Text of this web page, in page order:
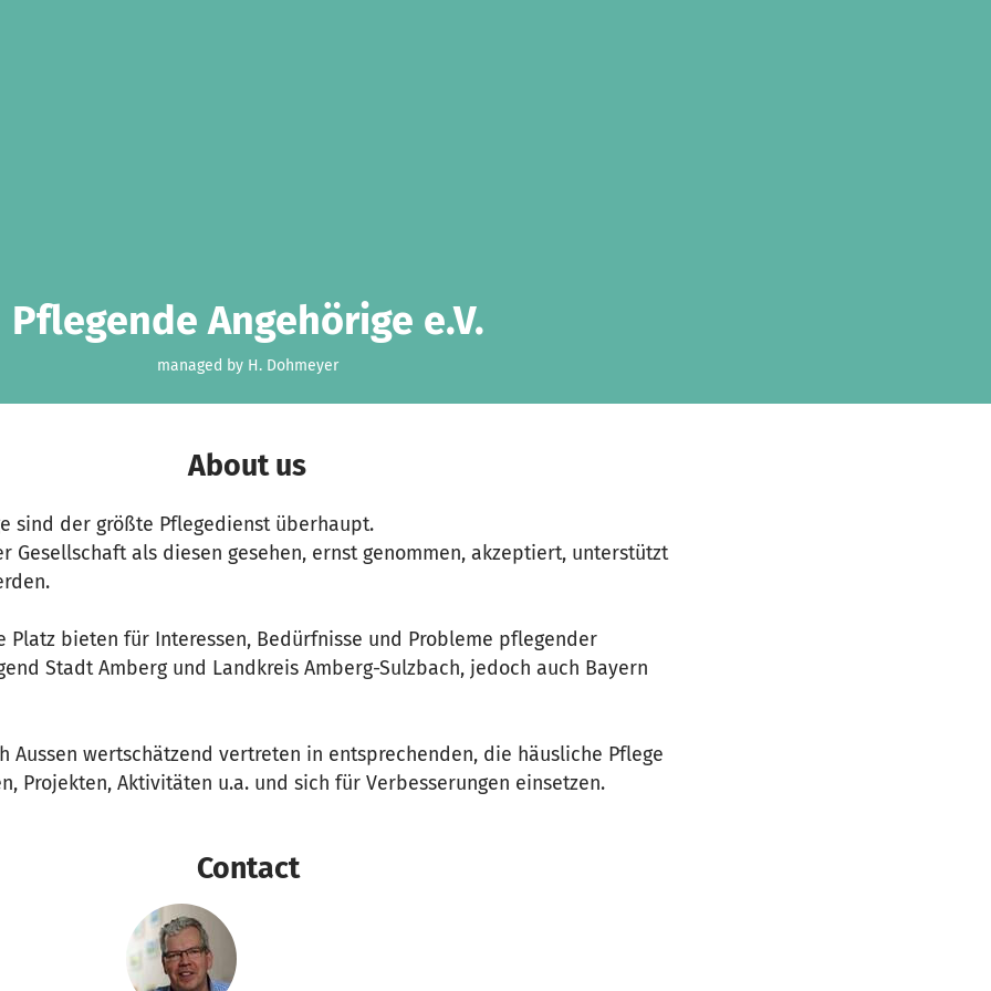
Pflegende Angehörige e.V.
managed by H. Dohmeyer
About us
sind der größte Pflegedienst überhaupt.
Gesellschaft als diesen gesehen, ernst genommen, akzeptiert, unterstützt
Platz bieten für Interessen, Bedürfnisse und Probleme pflegender
Stadt Amberg und Landkreis Amberg-Sulzbach, jedoch auch Bayern
Aussen wertschätzend vertreten in entsprechenden, die häusliche Pflege
Projekten, Aktivitäten u.a. und sich für Verbesserungen einsetzen.
Contact